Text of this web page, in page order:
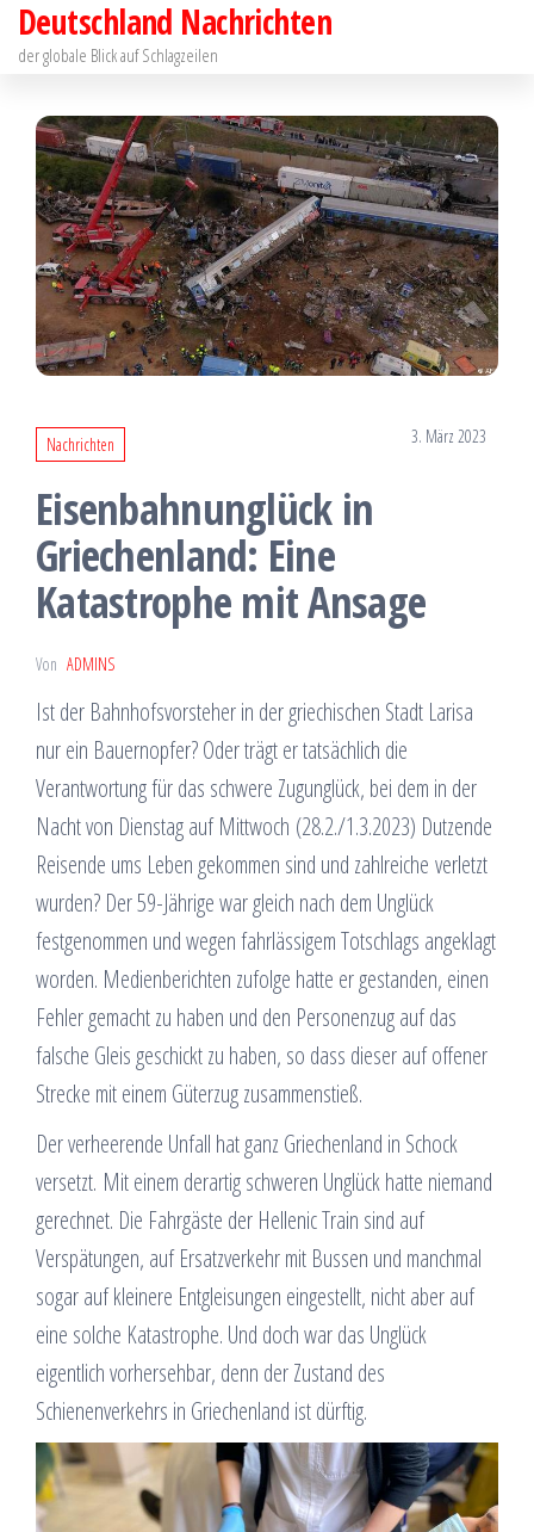
Zum
Inhalt
Deutschland Nachrichten
der globale Blick auf Schlagzeilen
Nachrichten 3. März 2023
Eisenbahnunglück in
Griechenland: Eine
Katastrophe mit Ansage
Von ADMINS
Ist der Bahnhofsvorsteher in der griechischen Stadt Larisa
nur ein Bauernopfer? Oder trägt er tatsächlich die
Verantwortung für das schwere Zugunglück, bei dem in der
Nacht von Dienstag auf Mittwoch (28.2./1.3.2023) Dutzende
Reisende ums Leben gekommen sind und zahlreiche verletzt
wurden? Der 59-Jährige war gleich nach dem Unglück
festgenommen und wegen fahrlässigem Totschlags angeklagt
worden. Medienberichten zufolge hatte er gestanden, einen
Fehler gemacht zu haben und den Personenzug auf das
falsche Gleis geschickt zu haben, so dass dieser auf offener
Strecke mit einem Güterzug zusammenstieß.
Der verheerende Unfall hat ganz Griechenland in Schock
versetzt. Mit einem derartig schweren Unglück hatte niemand
gerechnet. Die Fahrgäste der Hellenic Train sind auf
Verspätungen, auf Ersatzverkehr mit Bussen und manchmal
sogar auf kleinere Entgleisungen eingestellt, nicht aber auf
eine solche Katastrophe. Und doch war das Unglück
eigentlich vorhersehbar, denn der Zustand des
Schienenverkehrs in Griechenland ist dürftig.